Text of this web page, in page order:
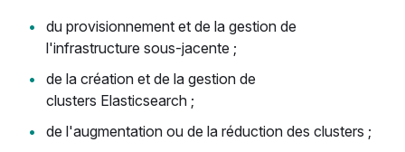
du provisionnement et de la gestion de
l'infrastructure sous-jacente ;
de la création et de la gestion de
clusters Elasticsearch ;
de l'augmentation ou de la réduction des clusters ;